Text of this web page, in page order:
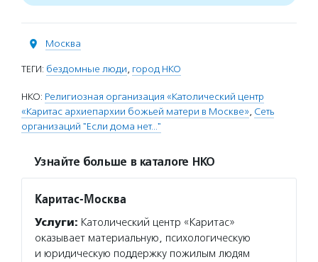
Москва
ТЕГИ: бездомные люди, город НКО
НКО: Религиозная организация «Католический центр
«Каритас архиепархии божьей матери в Москве», Сеть
организаций "Если дома нет..."
Узнайте больше в каталоге НКО
Каритас-Москва
Услуги: Католический центр «Каритас»
оказывает материальную, психологическую
и юридическую поддержку пожилым людям